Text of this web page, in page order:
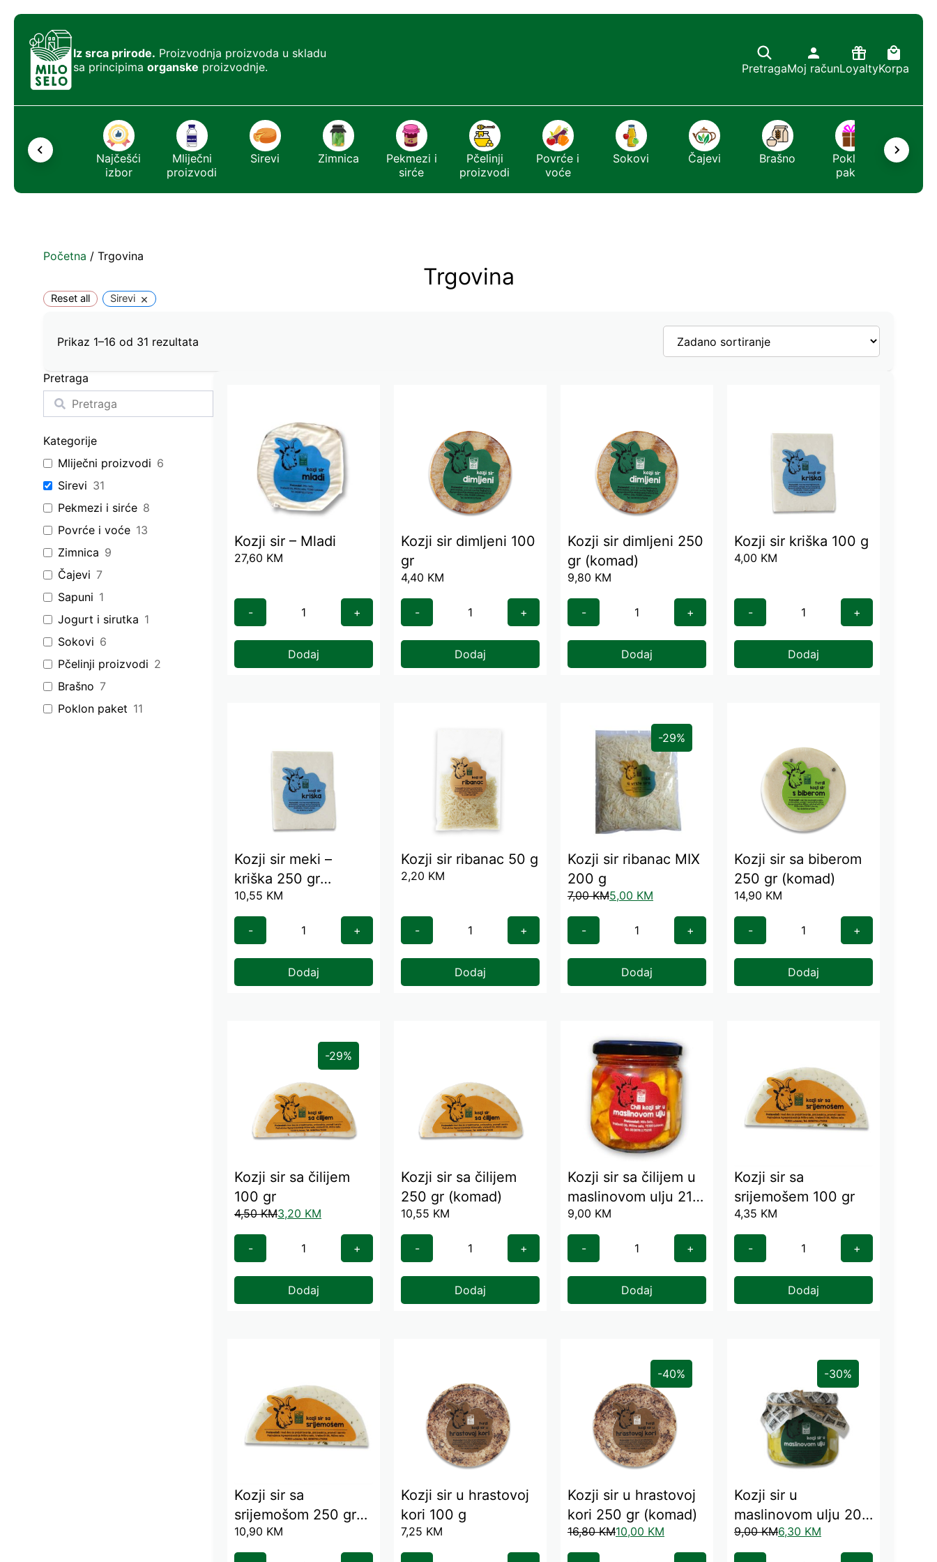
Iz srca prirode. Proizvodnja proizvoda u skladu
sa principima organske proizvodnje. PretragaMoj računLoyaltyKorpa
Ostalo
Najčešći
izbor
Mliječni
proizvodi
Sirevi Zimnica
Pekmezi i
sirće
Pčelinji
proizvodi
Povrće i
voće
Sokovi Čajevi Brašno
Poklon
paket
Početna / Trgovina
Trgovina
Reset all Sirevi ×
Prikaz 1–16 od 31 rezultata
Pretraga
Kategorije
Mliječni proizvodi 6
Sirevi 31
Pekmezi i sirće 8
Povrće i voće 13
Zimnica 9
Čajevi 7
Sapuni 1
Jogurt i sirutka 1
Sokovi 6
Pčelinji proizvodi 2
Brašno 7
Poklon paket 11
Kozji sir – Mladi
27,60 KM
- +
Dodaj
Kozji sir dimljeni 100
gr
4,40 KM
- +
Dodaj
Kozji sir dimljeni 250
gr (komad)
9,80 KM
- +
Dodaj
Kozji sir kriška 100 g
4,00 KM
- +
Dodaj
Kozji sir meki –
kriška 250 gr
(komad)
10,55 KM
- +
Dodaj
Kozji sir ribanac 50 g
2,20 KM
- +
Dodaj
-29%
Kozji sir ribanac MIX
200 g
7,00KM5,00 KM
- +
Dodaj
Kozji sir sa biberom
250 gr (komad)
14,90 KM
- +
Dodaj
-29%
Kozji sir sa čilijem
100 gr
4,50KM3,20 KM
- +
Dodaj
Kozji sir sa čilijem
250 gr (komad)
10,55 KM
- +
Dodaj
Kozji sir sa čilijem u
maslinovom ulju 210
ml
9,00 KM
- +
Dodaj
Kozji sir sa
srijemošem 100 gr
4,35 KM
- +
Dodaj
Kozji sir sa
srijemošom 250 gr
(komad)
10,90 KM
Kozji sir u hrastovoj
kori 100 g
7,25 KM
-40%
Kozji sir u hrastovoj
kori 250 gr (komad)
16,80KM10,00 KM
-30%
Kozji sir u
maslinovom ulju 200
ml
9,00KM6,30 KM